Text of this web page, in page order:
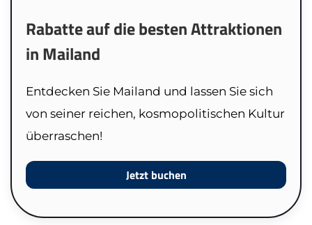
Rabatte auf die besten Attraktionen
in Mailand
Entdecken Sie Mailand und lassen Sie sich
von seiner reichen, kosmopolitischen Kultur
überraschen!
Jetzt buchen